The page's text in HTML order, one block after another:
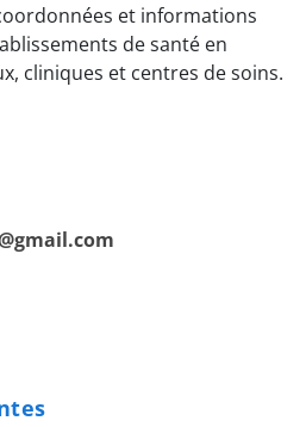
et informations
de santé en
cliniques et centres de soins.